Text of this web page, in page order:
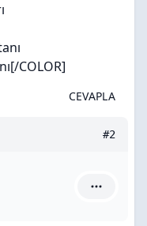
[/COLOR]
CEVAPLA
#2